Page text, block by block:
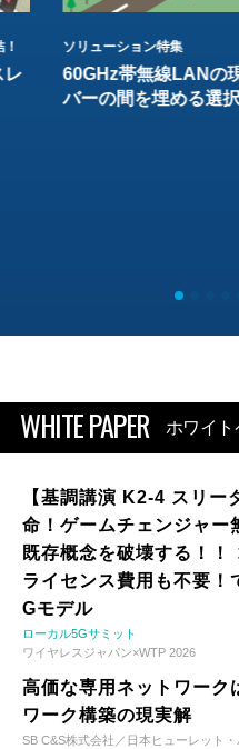
レ
ソリューション特集
60GHz帯無線LANの
バーの間を埋める選
WHITE PAPER ホワイト
【基調講演 K2-4 スリー
命！ゲームチェンジャー
既存概念を破壊する！
ライセンス費用も不要
Gモデル
ローカル5Gサミット
ワイヤレスジャパン×WTP 2026
高価な専用ネットワーク
ワーク構築の現実解
SB C&S株式会社／日本ヒューレット